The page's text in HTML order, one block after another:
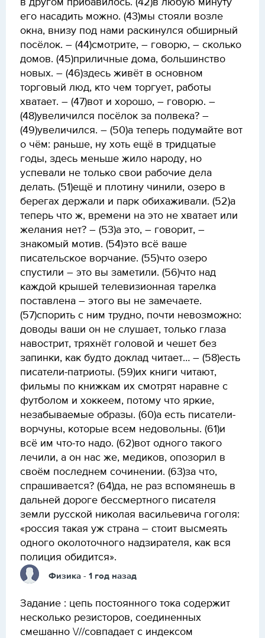
в другом прибавилось. (42)в любую минуту
его насадить можно. (43)мы стояли возле
окна, внизу под нами раскинулся обширный
посёлок. – (44)смотрите, – говорю, – сколько
домов. (45)приличные дома, большинство
новых. – (46)здесь живёт в основном
торговый люд, кто чем торгует, работы
хватает. – (47)вот и хорошо, – говорю. –
(48)увеличился посёлок за полвека? –
(49)увеличился. – (50)а теперь подумайте вот
о чём: раньше, ну хоть ещё в тридцатые
годы, здесь меньше жило народу, но
успевали не только свои рабочие дела
делать. (51)ещё и плотину чинили, озеро в
берегах держали и парк обихаживали. (52)а
теперь что ж, времени на это не хватает или
желания нет? – (53)а это, – говорит, –
знакомый мотив. (54)это всё ваше
писательское ворчание. (55)что озеро
спустили – это вы заметили. (56)что над
каждой крышей телевизионная тарелка
поставлена – этого вы не замечаете.
(57)спорить с ним трудно, почти невозможно:
доводы ваши он не слушает, только глаза
навострит, тряхнёт головой и чешет без
запинки, как будто доклад читает… – (58)есть
писатели-патриоты. (59)их книги читают,
фильмы по книжкам их смотрят наравне с
футболом и хоккеем, потому что яркие,
незабываемые образы. (60)а есть писатели-
ворчуны, которые всем недовольны. (61)и
всё им что-то надо. (62)вот одного такого
лечили, а он нас же, медиков, опозорил в
своём последнем сочинении. (63)за что,
спрашивается? (64)да, не раз вспомянешь в
дальней дороге бессмертного писателя
земли русской николая васильевича гоголя:
«россия такая уж страна – стоит высмеять
одного околоточного надзирателя, как вся
полиция обидится».
Физика - 1 год назад
Задание : цепь постоянного тока содержит
несколько резисторов, соединенных
смешанно \///совпадает с индексом